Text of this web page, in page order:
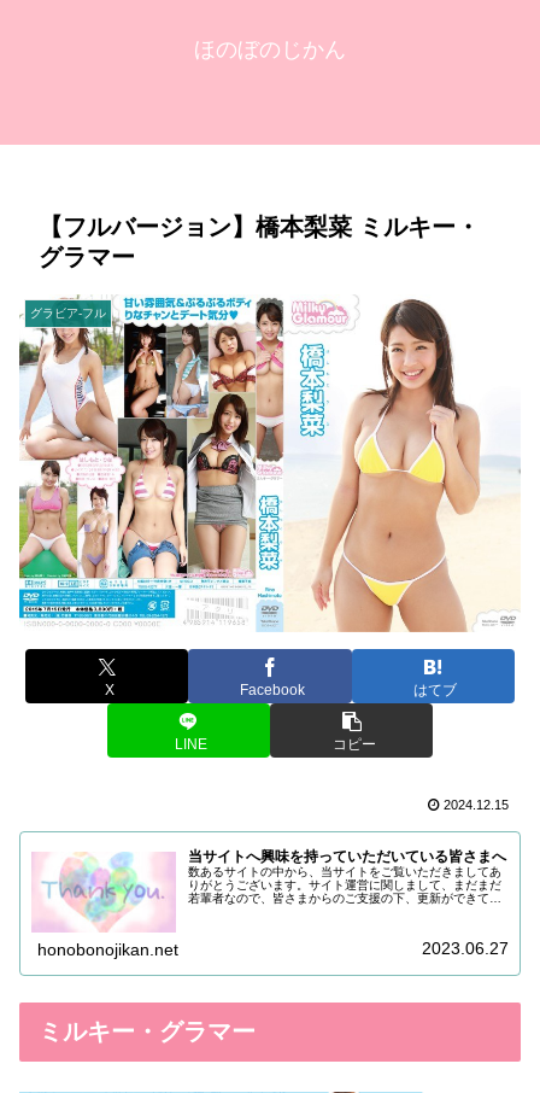
ほのぼのじかん
【フルバージョン】橋本梨菜 ミルキー・
グラマー
グラビア-フル
X Facebook はてブ
LINE コピー
2024.12.15
当サイトへ興味を持っていただいている皆さまへ
数あるサイトの中から、当サイトをご覧いただきましてあ
りがとうございます。サイト運営に関しまして、まだまだ
若輩者なので、皆さまからのご支援の下、更新ができてい
honobonojikan.net 2023.06.27
ミルキー・グラマー